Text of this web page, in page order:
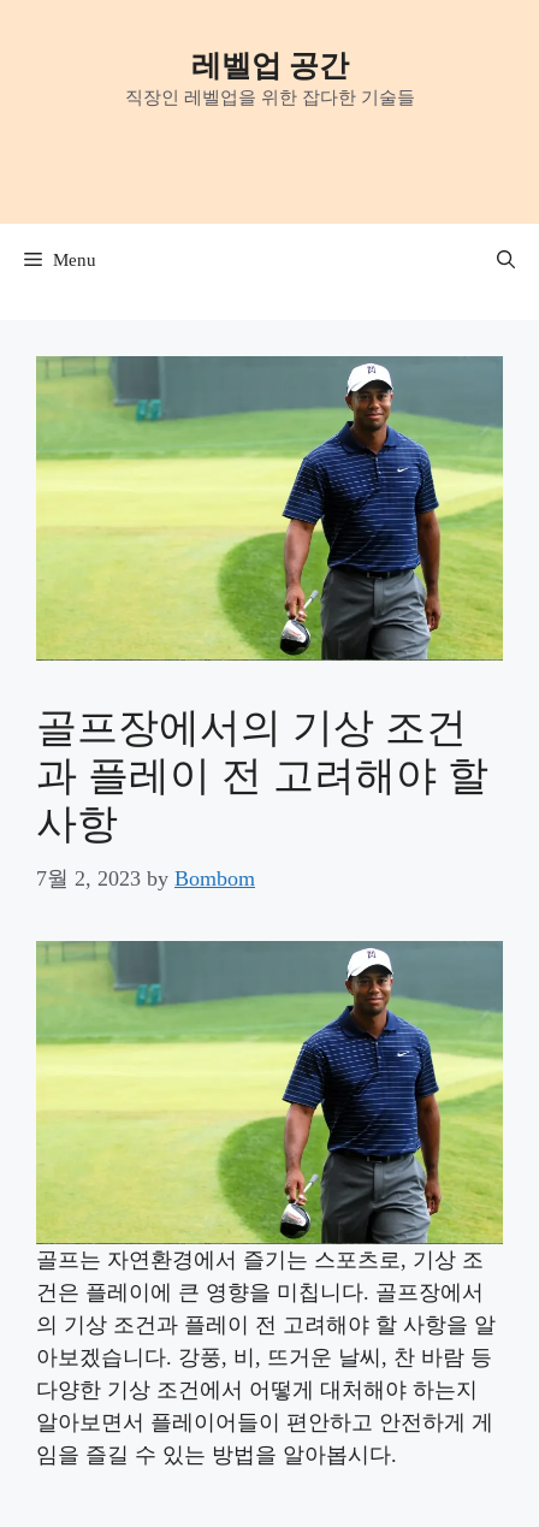
레벨업 공간
직장인 레벨업을 위한 잡다한 기술들
Menu
골프장에서의 기상 조건
과 플레이 전 고려해야 할
사항
7월 2, 2023 by Bombom
골프는 자연환경에서 즐기는 스포츠로, 기상 조
건은 플레이에 큰 영향을 미칩니다. 골프장에서
의 기상 조건과 플레이 전 고려해야 할 사항을 알
아보겠습니다. 강풍, 비, 뜨거운 날씨, 찬 바람 등
다양한 기상 조건에서 어떻게 대처해야 하는지
알아보면서 플레이어들이 편안하고 안전하게 게
임을 즐길 수 있는 방법을 알아봅시다.